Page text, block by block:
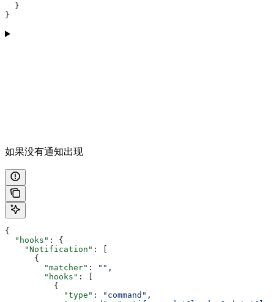
  }
}
如果没有通知出现
{
  "hooks"
: {
    "Notification"
: [
      {
        "matcher"
: "" ,
        "hooks"
: [
          {
            "type"
: "command" ,